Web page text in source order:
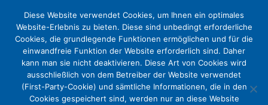
Diese Website verwendet Cookies, um Ihnen ein optimales
Website-Erlebnis zu bieten. Diese sind unbedingt erforderliche
Cookies, die grundlegende Funktionen ermöglichen und für die
einwandfreie Funktion der Website erforderlich sind. Daher
kann man sie nicht deaktivieren. Diese Art von Cookies wird
ausschließlich von dem Betreiber der Website verwendet
(First-Party-Cookie) und sämtliche Informationen, die in den
Cookies gespeichert sind, werden nur an diese Website